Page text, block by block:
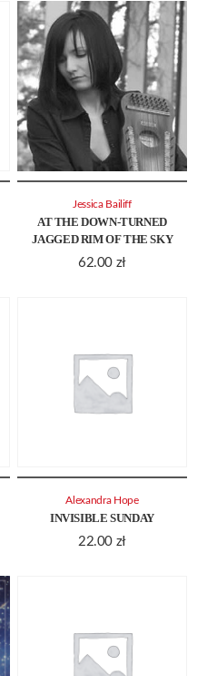
AT THE DOWN-TURNED
JAGGED RIM OF THE SKY
62.00 zł
Jessica Bailiff
INVISIBLE SUNDAY
22.00 zł
Alexandra Hope